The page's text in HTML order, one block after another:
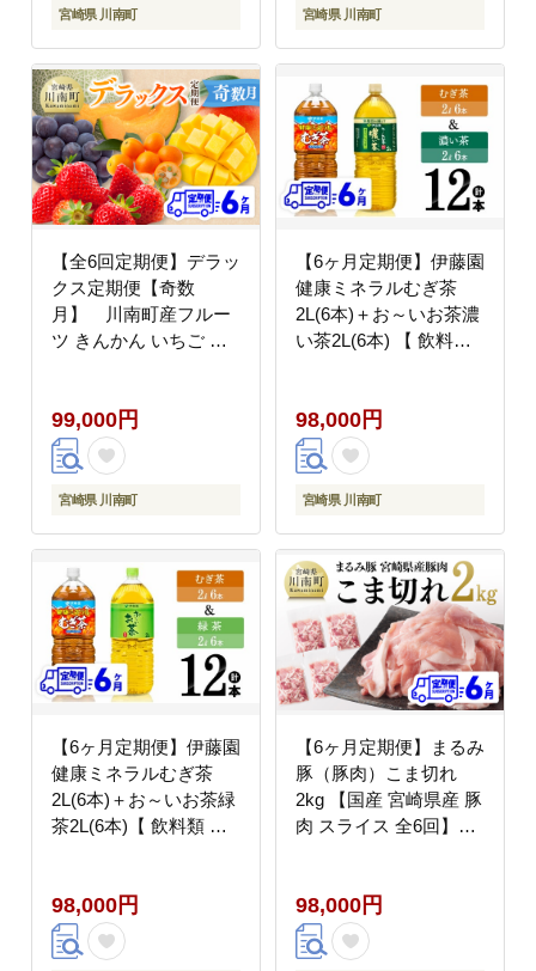
[C11127t3]
宮崎県 川南町
州 宮崎県 送料無料 】
宮崎県 川南町
【全6回定期便】デラッ
クス定期便【奇数
月】 川南町産フルー
ツ きんかん いちご フ
果物 フルーツ 赤肉 フ
ルーツ メロン フルーツ
[C11719t6]
99,000円
宮崎県 川南町
【6ヶ月定期便】伊藤園
健康ミネラルむぎ茶
2L(6本)＋お～いお茶濃
い茶2L(6本) 【 飲料類
6回 】[C07336t6]
98,000円
宮崎県 川南町
【6ヶ月定期便】伊藤園
健康ミネラルむぎ茶
2L(6本)＋お～いお茶緑
茶2L(6本)【 飲料類 お
全6回 】[C07335t6]
98,000円
【6ヶ月定期便】まるみ
豚（豚肉）こま切れ
2kg 【国産 宮崎県産 豚
肉 スライス 全6回】
98,000円